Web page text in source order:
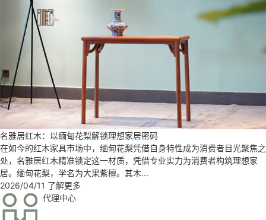
名雅居红木：以缅甸花梨解锁理想家居密码
在如今的红木家具市场中，缅甸花梨凭借自身特性成为消费者目光聚焦之
处，名雅居红木精准锁定这一材质，凭借专业实力为消费者构筑理想家
居。缅甸花梨，学名为大果紫檀。其木...
2026/04/11 了解更多
代理中心